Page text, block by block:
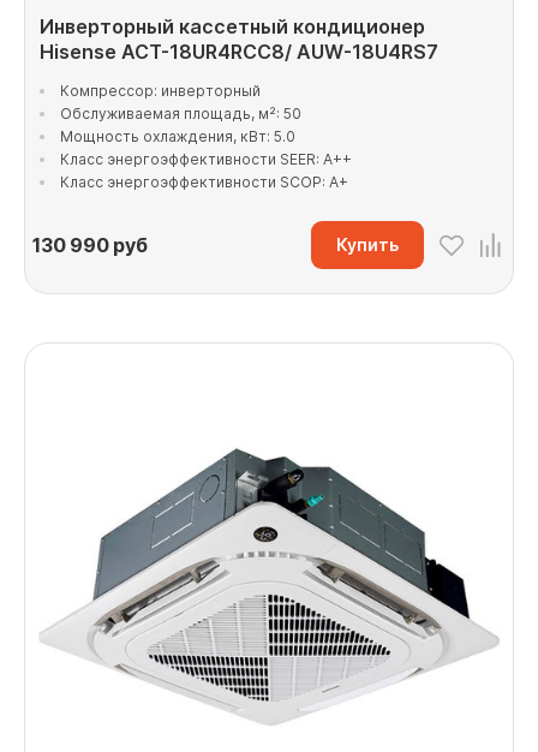
Инверторный кассетный кондиционер
Hisense ACT-18UR4RCC8/ AUW-18U4RS7
Компрессор: инверторный
Обслуживаемая площадь, м²: 50
Мощность охлаждения, кВт: 5.0
Класс энергоэффективности SEER: A++
Класс энергоэффективности SCOP: A+
130 990руб Купить